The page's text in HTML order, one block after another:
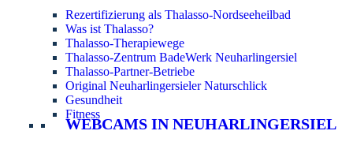
Rezertifizierung als Thalasso-Nordseeheilbad
Was ist Thalasso?
Thalasso-Therapiewege
Thalasso-Zentrum BadeWerk Neuharlingersiel
Thalasso-Partner-Betriebe
Original Neuharlingersieler Naturschlick
Gesundheit
Fitness
WEBCAMS IN NEUHARLINGERSIEL